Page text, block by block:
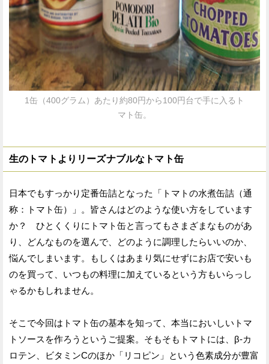
1缶（400グラム）あたり約80円から100円台で手に入るト
マト缶。
生のトマトよりリーズナブルなトマト缶
日本でもすっかり定番缶詰となった「トマトの水煮缶詰（通
称：トマト缶）」。皆さんはどのような使い方をしています
か？ ひとくくりにトマト缶と言ってもさまざまなものがあ
り、どんなものを選んで、どのように調理したらいいのか、
悩んでしまいます。もしくはあまり気にせずにお店で安いも
のを買って、いつもの料理に加えているという方もいらっし
ゃるかもしれません。
そこで今回はトマト缶の基本を知って、本当においしいトマ
トソースを作ろうというご提案。そもそもトマトには、β-カ
ロテン、ビタミンCのほか「リコピン」という色素成分が豊富